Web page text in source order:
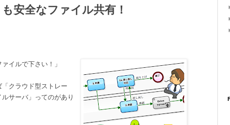
安全なファイル共有！
イルで下さい！」
クラウド型ストレー
サーバ」ってのがあり